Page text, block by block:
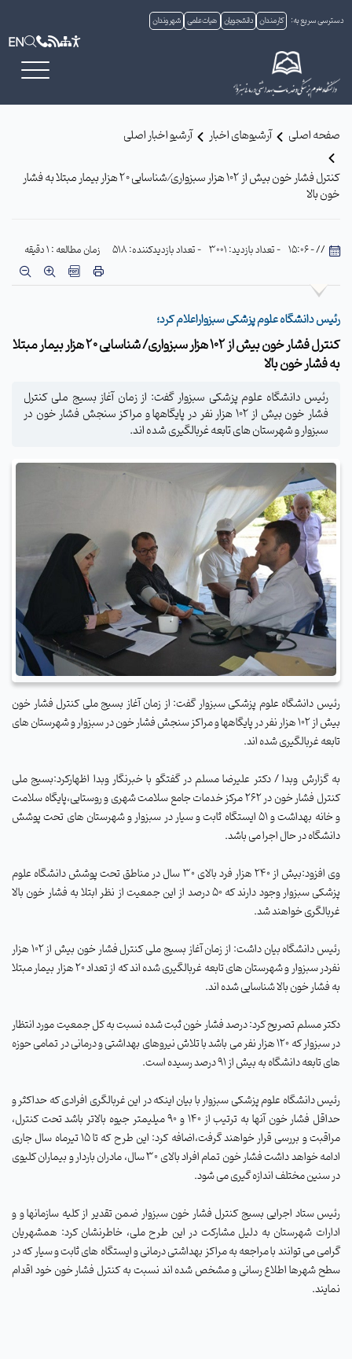
دسترسی سریع به: کارمندان دانشجویان هیات علمی شهروندان
EN
صفحه اصلی آرشیوهای اخبار آرشیو اخبار اصلی
کنترل فشار خون بیش از 102 هزار سبزواری⁄ شناسایی 20 هزار بیمار مبتلا به فشار
خون بالا
// - 15:06 - تعداد بازدید: 3001 - تعداد بازدیدکننده: 518 زمان مطالعه : 1 دقیقه
رئیس دانشگاه علوم پزشکی سبزواراعلام کرد؛
کنترل فشار خون بیش از 102 هزار سبزواری/ شناسایی 20 هزار بیمار مبتلا
به فشار خون بالا
رئیس دانشگاه علوم پزشکی سبزوار گفت: از زمان آغاز بسیج ملی کنترل
فشار خون بیش از 102 هزار نفر در پایگاهها و مراکز سنجش فشار خون در
سبزوار و شهرستان های تابعه غربالگیری شده اند.
رئیس دانشگاه علوم پزشکی سبزوار گفت: از زمان آغاز بسیج ملی کنترل فشار خون
بیش از 102 هزار نفر در پایگاهها و مراکز سنجش فشار خون در سبزوار و شهرستان های
تابعه غربالگیری شده اند.
به گزارش وبدا / دکتر علیرضا مسلم در گفتگو با خبرنگار وبدا اظهارکرد:بسیج ملی
کنترل فشار خون در262مرکز خدمات جامع سلامت شهری و روستایی،پایگاه سلامت
و خانه بهداشت و51 ایستگاه ثابت و سیار در سبزوار و شهرستان های تحت پوشش
دانشگاه در حال اجرا می باشد.
وی افزود:بیش از 240 هزار فرد بالای 30 سال در مناطق تحت پوشش دانشگاه علوم
پزشکی سبزوار وجود دارند که 50 درصد از این جمعیت از نظر ابتلا به فشار خون بالا
غربالگری خواهند شد.
رئیس دانشگاه بیان داشت:
از زمان آغاز بسیج ملی کنترل فشار خون بیش از 102 هزار
نفردر سبزوار و شهرستان های تابعه غربالگیری شده اند که از تعداد 20 هزار بیمار مبتلا
به فشار خون بالا شناسایی شده اند.
دکتر مسلم تصریح کرد: درصد فشار خون ثبت شده نسبت به كل جمعيت مورد انتظار
در سبزوار که 120 هزار نفر می باشد با تلاش نیروهای بهداشتی و درمانی در تمامی حوزه
های تابعه دانشگاه به بیش از 91 درصد رسیده است.
رئیس دانشگاه علوم پزشکی سبزوار با بیان اینکه در این غربالگری افرادی که حداکثر و
حداقل فشار خون آنها به ترتیب از 140 و 90 میلیمتر جیوه بالاتر باشد تحت کنترل،
مراقبت و بررسی قرار خواهند گرفت،اضافه کرد:
این طرح که تا 15 تیرماه سال جاری
ادامه خواهد داشت فشار خون تمام افراد بالای ۳۰ سال، مادران باردار و بیماران کلیوی
در سنین مختلف اندازه گیری می شود.
رئیس ستاد اجرایی بسیج کنترل فشار خون سبزوار ضمن تقدیر از کلیه سازمانها و و
ادارات شهرستان به دلیل مشارکت در این طرح ملی، خاطرنشان کرد: همشهریان
گرامی می توانند با مراجعه به مراکز بهداشتی درمانی و ایستگاه های ثابت و سیار که در
سطح شهرها اطلاع رسانی و مشخص شده اند نسبت به کنترل فشار خون خود اقدام
نمایند.